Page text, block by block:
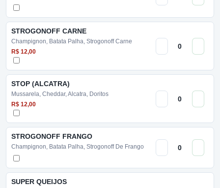
STROGONOFF CARNE
Champignon, Batata Palha, Strogonoff Carne
R$ 12,00
STOP (ALCATRA)
Mussarela, Cheddar, Alcatra, Doritos
R$ 12,00
STROGONOFF FRANGO
Champignon, Batata Palha, Strogonoff De Frango
SUPER QUEIJOS